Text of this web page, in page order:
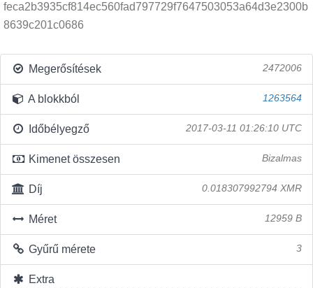
feca2b3935cf814ec560fad797729f7647503053a64d3e2300b
8639c201c0686
Megerősítések 2472006
A blokkból 1263564
Időbélyegző 2017-03-11 01:26:10 UTC
Kimenet összesen Bizalmas
Díj 0.018307992794 XMR
Méret 12959 B
Gyűrű mérete 3
Extra